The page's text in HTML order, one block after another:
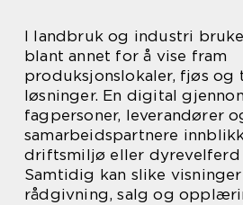
I landbruk og industri
blant annet for å vise fram
produksjonslokaler, fjøs og
løsninger. En digital
fagpersoner, leverandører
samarbeidspartnere
driftsmiljø eller dyrevelferd
Samtidig kan slike
rådgivning, salg og